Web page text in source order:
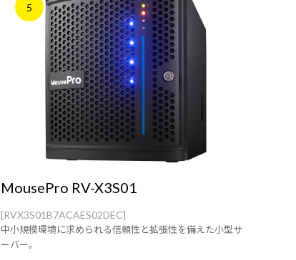
5
MousePro RV-X3S01
[RVX3S01B7ACAES02DEC]
中小規模環境に求められる信頼性と拡張性を備えた小型サ
ーバー。